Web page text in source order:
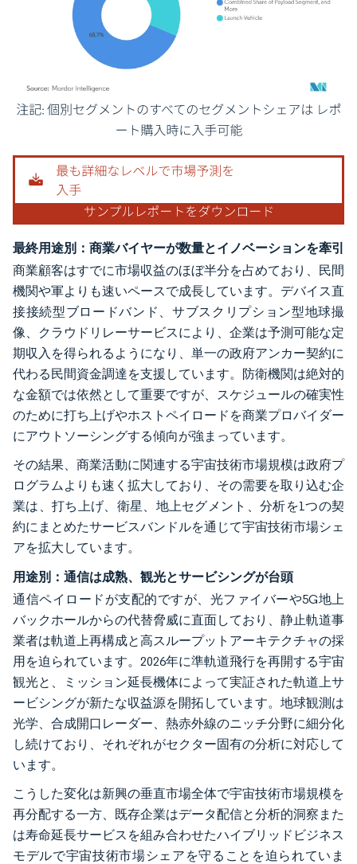
画像 © Mordor Intelligence。再利用にはCC BY 4.0の表示が必要です。
最終用途別：商業バイヤーが数量とイノベーションを牽引
商業顧客はすでに市場収益のほぼ半分を占めており、民間
機関や軍よりも速いペースで成長しています。デバイス直
接接続型ブロードバンド、サブスクリプション型地球撮
像、クラウドリレーサービスにより、企業は予測可能な定
期収入を得られるようになり、単一の政府アンカー契約に
代わる民間資金調達を支援しています。防衛機関は絶対的
な金額では依然として重要ですが、スケジュールの確実性
のために打ち上げやホストペイロードを商業プロバイダー
にアウトソーシングする傾向が強まっています。
その結果、商業活動に関連する宇宙技術市場規模は政府プ
ログラムよりも速く拡大しており、その需要を取り込む企
業は、打ち上げ、衛星、地上セグメント、分析を1つの契
約にまとめたサービスバンドルを通じて宇宙技術市場シェ
アを拡大しています。
用途別：通信は成熟、観光とサービシングが台頭
通信ペイロードが支配的ですが、光ファイバーや5G地上
バックホールからの代替脅威に直面しており、静止軌道事
業者は軌道上再構成と高スループットアーキテクチャの採
用を迫られています。2026年に準軌道飛行を再開する宇宙
観光と、ミッション延長機体によって実証された軌道上サ
ービシングが新たな収益源を開拓しています。地球観測は
光学、合成開口レーダー、熱赤外線のニッチ分野に細分化
し続けており、それぞれがセクター固有の分析に対応して
います。
こうした変化は新興の垂直市場全体で宇宙技術市場規模を
再分配する一方、既存企業はデータ配信と分析的洞察また
は寿命延長サービスを組み合わせたハイブリッドビジネス
モデルで宇宙技術市場シェアを守ることを迫られていま